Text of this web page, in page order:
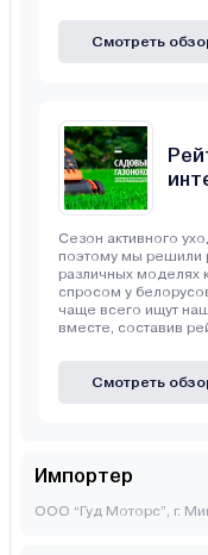
Смотреть
Сезон активного
поэтому мы решили
различных моделях
спросом у
чаще всего ищут
вместе, составив
Смотреть
Импортер
ООО “Гуд Моторс”, г.